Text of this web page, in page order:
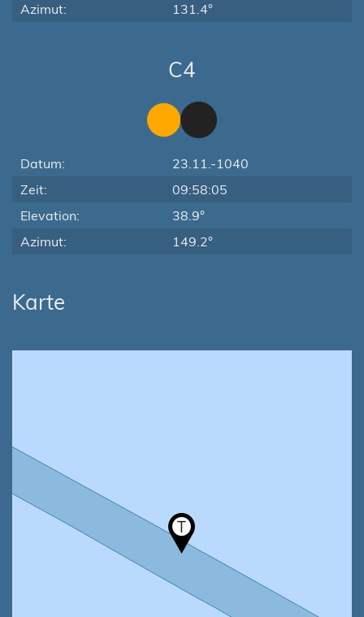
Azimut:
131.4°
C4
Datum:
23.11.-1040
Zeit:
09:58:05
Elevation:
38.9°
Azimut:
149.2°
Karte